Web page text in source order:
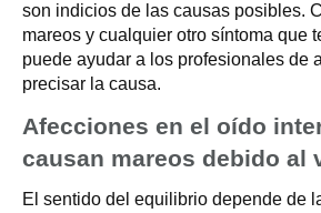
son indicios de las causas posibles.
mareos y cualquier otro síntoma que
puede ayudar a los profesionales de
precisar la causa.
Afecciones en el oído
causan mareos debido al
El sentido del equilibrio depende de